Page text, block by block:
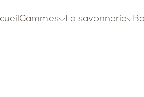
Gammes La savonnerie